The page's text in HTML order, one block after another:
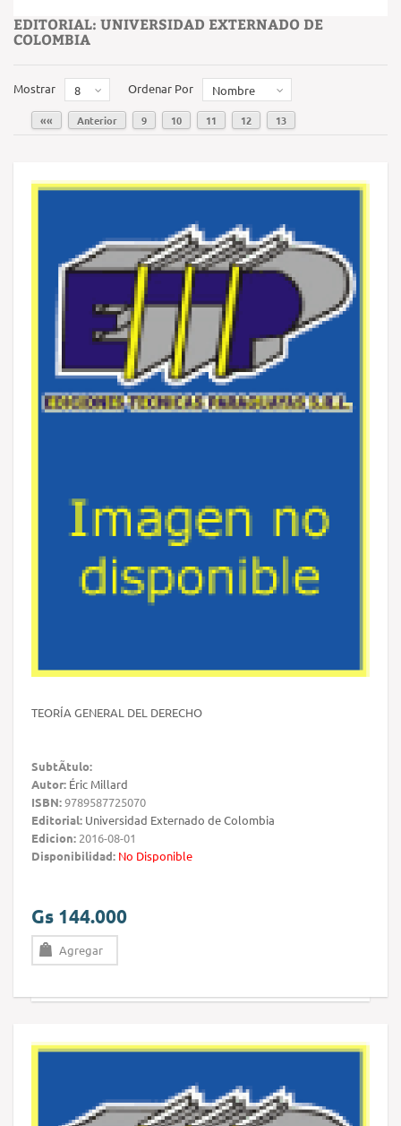
EDITORIAL: UNIVERSIDAD EXTERNADO DE
COLOMBIA
Mostrar 8 Ordenar Por Nombre
«« Anterior 9 10 11 12 13
TEORÍA GENERAL DEL DERECHO
SubtÃ­tulo:
Autor: Éric Millard
ISBN:9789587725070
Editorial: Universidad Externado de Colombia
Edicion: 2016-08-01
Disponibilidad: No Disponible
Gs 144.000
Agregar